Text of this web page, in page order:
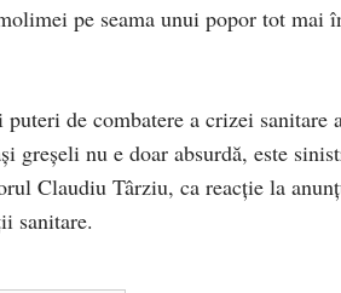
pe seama unui popor tot
puteri de combatere a crizei
greșeli nu e doar absurdă, este
Claudiu Târziu, ca reacție la
sanitare.